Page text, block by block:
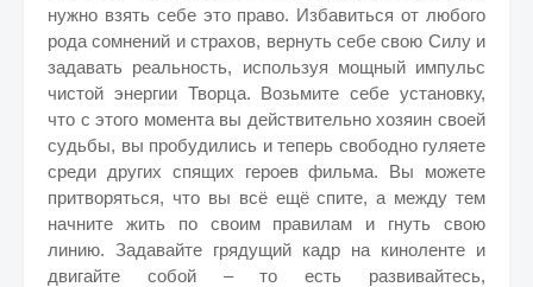
нужно взять себе это право. Избавиться от любого
рода сомнений и страхов, вернуть себе свою Силу и
задавать реальность, используя мощный импульс
чистой энергии Творца. Возьмите себе установку,
что с этого момента вы действительно хозяин своей
судьбы, вы пробудились и теперь свободно гуляете
среди других спящих героев фильма. Вы можете
притворяться, что вы всё ещё спите, а между тем
начните жить по своим правилам и гнуть свою
линию. Задавайте грядущий кадр на киноленте и
двигайте собой – то есть развивайтесь,